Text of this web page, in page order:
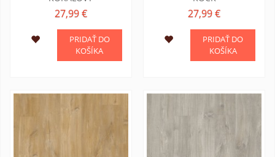
27,99 €
PRIDAŤ DO
KOŠÍKA
27,99 €
PRIDAŤ DO
KOŠÍKA